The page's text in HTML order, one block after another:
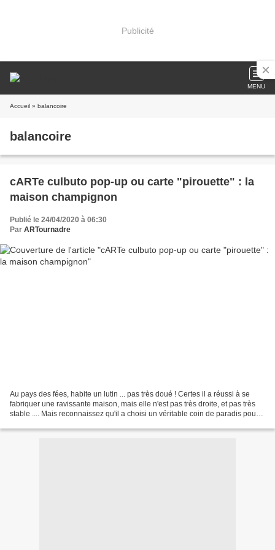
Publicité
MENU
Accueil » balancoire
balancoire
cARTe culbuto pop-up ou carte "pirouette" : la
maison champignon
Publié le 24/04/2020 à 06:30
Par ARTournadre
Au pays des fées, habite un lutin ... pas très doué ! Certes il a réussi à se
fabriquer une ravissante maison, mais elle n'est pas très droite, et pas très
stable .... Mais reconnaissez qu'il a choisi un véritable coin de paradis pour y